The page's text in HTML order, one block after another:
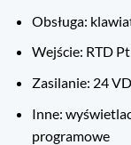
Obsługa:
Wejście: RTD
Zasilanie: 24
Inne:
programowe